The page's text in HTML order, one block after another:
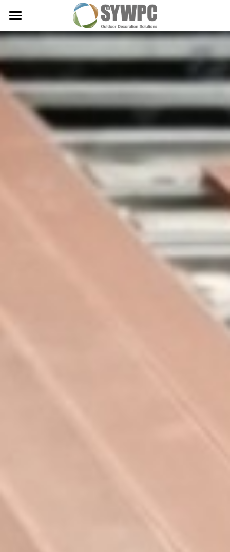
首页
关于我们
产品展示
工程案例
新闻日志
商品分类
所有商品分类